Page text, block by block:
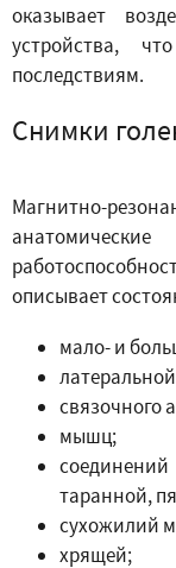
оказывает
устройства,
последствиям.
Снимки
Магнитно-
описывает
мало- и
связочного
мышц;
таранной,
сухожилий
хрящей;